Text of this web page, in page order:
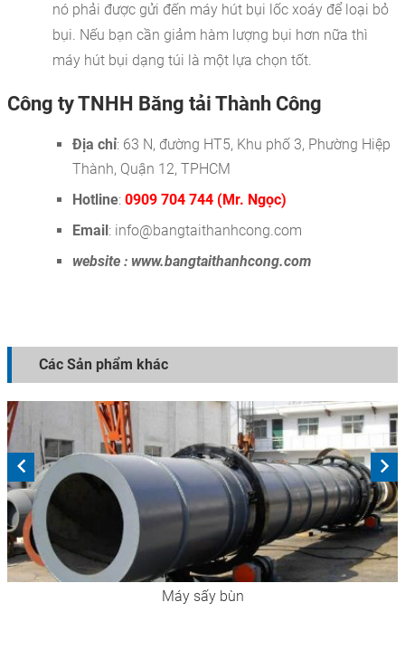
nó phải được gửi đến máy hút bụi lốc xoáy để loại bỏ
bụi. Nếu bạn cần giảm hàm lượng bụi hơn nữa thì
máy hút bụi dạng túi là một lựa chọn tốt.
Công ty TNHH Băng tải Thành Công
Địa chỉ: 63 N, đường HT5, Khu phố 3, Phường Hiệp
Thành, Quận 12, TPHCM
Hotline: 0909 704 744 (Mr. Ngọc)
Email: info@bangtaithanhcong.com
website : www.bangtaithanhcong.com
Các Sản phẩm khác
Máy sấy bùn